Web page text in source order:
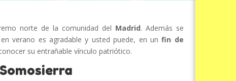
norte de la comunidad del Madrid. Además se
verano es agradable y usted puede, en unfin de
su entrañable vínculo patriótico.